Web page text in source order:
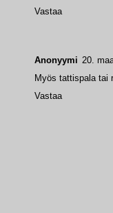
Anonyymi 20.
Myös tattispala tai
Vastaa
Vastaa